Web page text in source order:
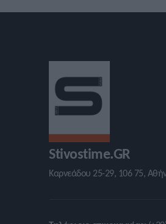
Stivostime.GR
Καρνεάδου 25-29, 106 75,